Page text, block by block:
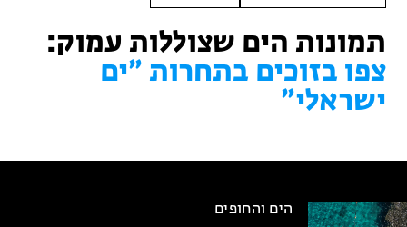
תמונות הים שצוללות עמוק:
צפו בזוכים בתחרות ״ים
ישראלי״
הים והחופים